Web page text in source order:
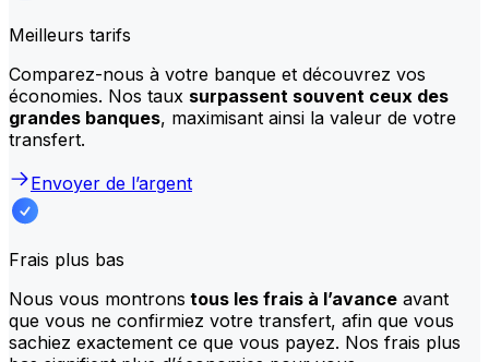
Meilleurs tarifs
Comparez-nous à votre banque et découvrez vos
économies. Nos taux surpassent souvent ceux des
grandes banques, maximisant ainsi la valeur de votre
transfert.
Envoyer de l’argent
Frais plus bas
Nous vous montrons tous les frais à l’avance avant
que vous ne confirmiez votre transfert, afin que vous
sachiez exactement ce que vous payez. Nos frais plus